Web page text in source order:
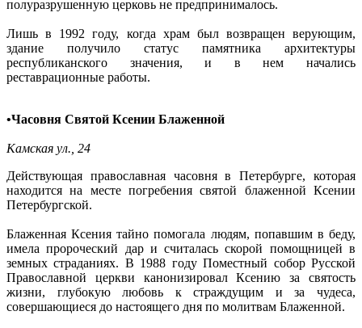
полуразрушенную церковь не предпринималось.
Лишь в 1992 году, когда храм был возвращен верующим,
здание получило статус памятника архитектуры
республиканского значения, и в нем начались
реставрационные работы.
•Часовня Святой Ксении Блаженной
Камская ул., 24
Действующая православная часовня в Петербурге, которая
находится на месте погребения святой блаженной Ксении
Петербургской.
Блаженная Ксения тайно помогала людям, попавшим в беду,
имела пророческий дар и считалась скорой помощницей в
земных страданиях. В 1988 году Поместный собор Русской
Православной церкви канонизировал Ксению за святость
жизни, глубокую любовь к страждущим и за чудеса,
совершающиеся до настоящего дня по молитвам Блаженной.